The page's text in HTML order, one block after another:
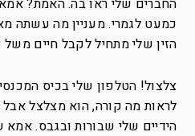
החברים שלי ראו בה. האמת?
כמעט לגמרי. מעניין מה עשתה
הזין שלי מתחיל לקבל חיים
צלצול! הטלפון שלי בכיס
לראות מה קורה, הוא מצלצל אבל
הידיים שלי שבורות ובגבס.